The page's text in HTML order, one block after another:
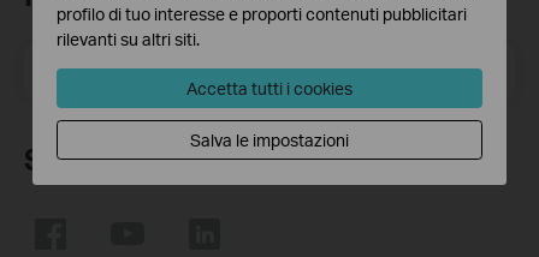
Indirizzo email Iscriviti
Seguici
profilo di tuo interesse e proporti contenuti pubblicitari
rilevanti su altri siti.
Accetta tutti i cookies
Salva le impostazioni